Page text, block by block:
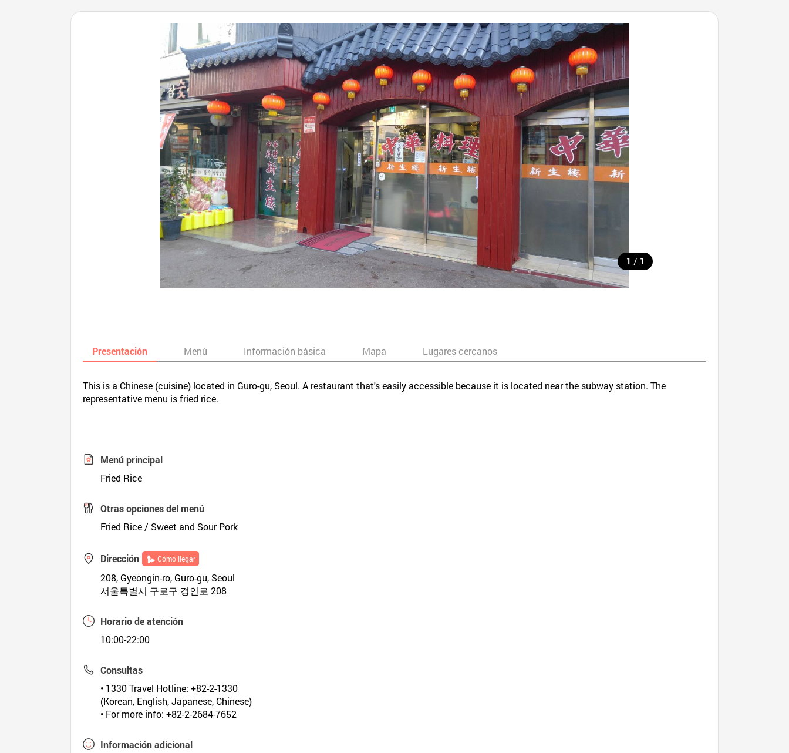
1 / 1
Presentación Menú Información básica Mapa Lugares cercanos
This is a Chinese (cuisine) located in Guro-gu, Seoul. A restaurant that's easily accessible because it is located near the subway station. The
representative menu is fried rice.
Menú principal
Fried Rice
Otras opciones del menú
Fried Rice / Sweet and Sour Pork
Dirección Cómo llegar
208, Gyeongin-ro, Guro-gu, Seoul
서울특별시 구로구 경인로 208
Horario de atención
10:00-22:00
Consultas
• 1330 Travel Hotline: +82-2-1330
(Korean, English, Japanese, Chinese)
• For more info: +82-2-2684-7652
Información adicional